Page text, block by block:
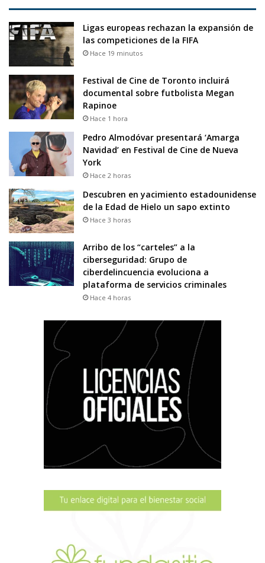
Ligas europeas rechazan la expansión de
las competiciones de la FIFA
Hace 19 minutos
Festival de Cine de Toronto incluirá
documental sobre futbolista Megan
Rapinoe
Hace 1 hora
Pedro Almodóvar presentará ‘Amarga
Navidad’ en Festival de Cine de Nueva
York
Hace 2 horas
Descubren en yacimiento estadounidense
de la Edad de Hielo un sapo extinto
Hace 3 horas
Arribo de los “carteles” a la
ciberseguridad: Grupo de
ciberdelincuencia evoluciona a
plataforma de servicios criminales
Hace 4 horas